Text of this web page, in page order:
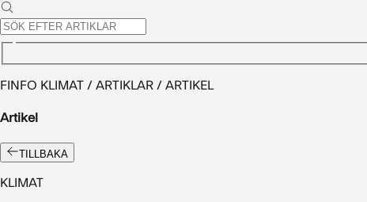
FINFO KLIMAT / ARTIKLAR / ARTIKEL
Artikel
TILLBAKA
KLIMAT